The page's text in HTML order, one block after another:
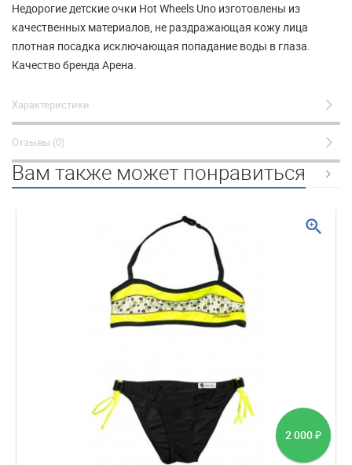
Недорогие детские очки Hot Wheels Uno изготовлены из
качественных материалов, не раздражающая кожу лица
плотная посадка исключающая попадание воды в глаза.
Качество бренда Арена.
Характеристики
Отзывы (0)
Вам также может понравиться
2 000 ₽
zoom_in